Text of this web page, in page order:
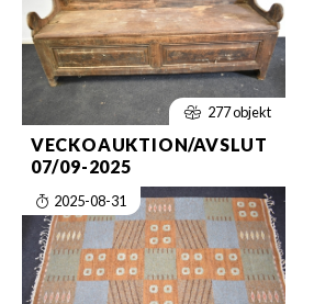
277 objekt
VECKOAUKTION/AVSLUT
07/09-2025
2025-08-31